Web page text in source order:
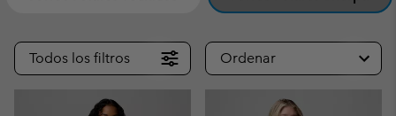
Todos los filtros Ordenar